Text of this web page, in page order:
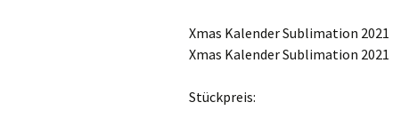
Xmas Kalender Sublimation 2021
Xmas Kalender Sublimation 2021
Stückpreis: